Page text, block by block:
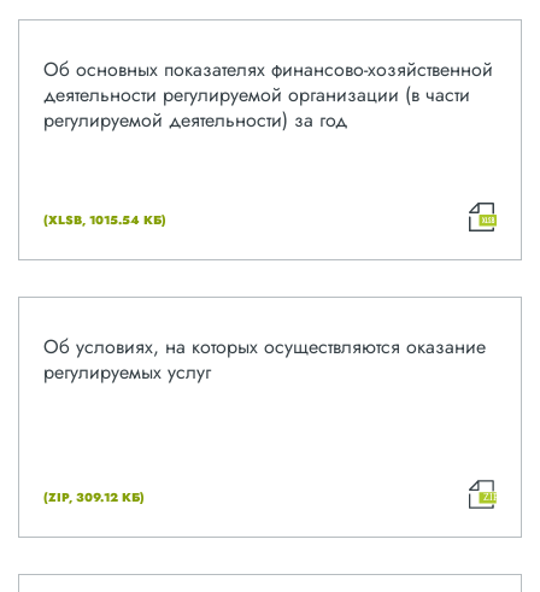
Об основных показателях финансово-хозяйственной
деятельности регулируемой организации (в части
регулируемой деятельности) за год
(XLSB, 1015.54 КБ)
Об условиях, на которых осуществляются оказание
регулируемых услуг
(ZIP, 309.12 КБ) ZIP